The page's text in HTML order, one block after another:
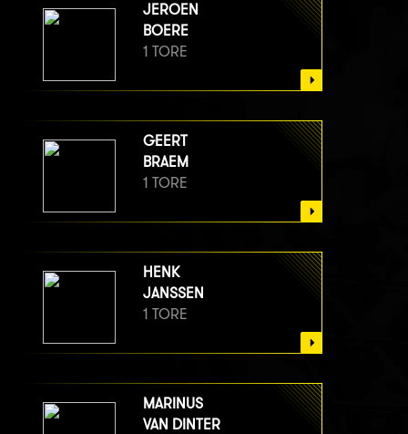
JEROEN
BOERE
1 TORE
GEERT
BRAEM
1 TORE
HENK
JANSSEN
1 TORE
MARINUS
VAN DINTER